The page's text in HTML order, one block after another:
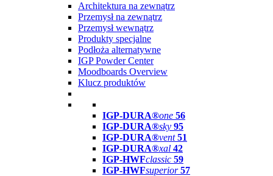
Architektura na zewnątrz
Przemysł na zewnątrz
Przemysł wewnątrz
Produkty specjalne
Podłoża alternatywne
IGP Powder Center
Moodboards Overview
Klucz produktów
IGP-DURA®one 56
IGP-DURA®sky 95
IGP-DURA®vent 51
IGP-DURA®xal 42
IGP-HWFclassic 59
IGP-HWFsuperior 57